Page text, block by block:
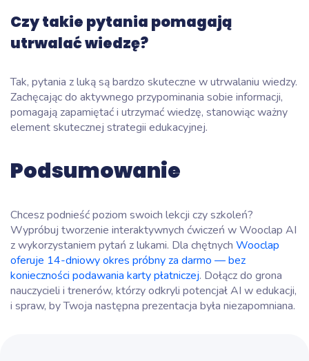
Czy takie pytania pomagają
utrwalać wiedzę?
Tak, pytania z luką są bardzo skuteczne w utrwalaniu wiedzy.
Zachęcając do aktywnego przypominania sobie informacji,
pomagają zapamiętać i utrzymać wiedzę, stanowiąc ważny
element skutecznej strategii edukacyjnej.
Podsumowanie
Chcesz podnieść poziom swoich lekcji czy szkoleń?
Wypróbuj tworzenie interaktywnych ćwiczeń w Wooclap AI
z wykorzystaniem pytań z lukami. Dla chętnych Wooclap
oferuje 14-dniowy okres próbny za darmo — bez
konieczności podawania karty płatniczej. Dołącz do grona
nauczycieli i trenerów, którzy odkryli potencjał AI w edukacji,
i spraw, by Twoja następna prezentacja była niezapomniana.